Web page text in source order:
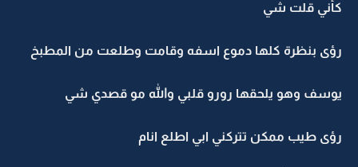
كأني قلت شي
رؤى بنظرة كلها دموع اسفه وقامت وطلعت من المطبخ
يوسف وهو يلحقها رورو قلبي والله مو قصدي شي
رؤى طيب ممكن تتركني ابي اطلع انام